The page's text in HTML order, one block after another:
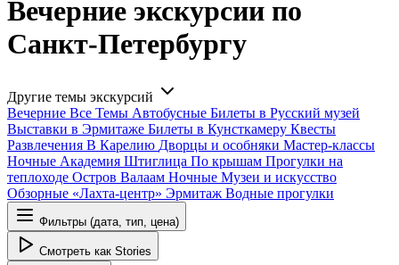
Вечерние экскурсии по
Санкт-Петербургу
Другие темы экскурсий
Вечерние Все Темы Автобусные Билеты в Русский музей
Выставки в Эрмитаже Билеты в Кунсткамеру Квесты
Развлечения В Карелию Дворцы и особняки Мастер-классы
Ночные Академия Штиглица По крышам Прогулки на
теплоходе Остров Валаам Ночные Музеи и искусство
Обзорные «Лахта-центр» Эрмитаж Водные прогулки
Фильтры (дата, тип, цена)
Смотреть как Stories